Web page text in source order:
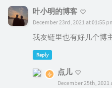
叶小明的博客
December 23rd, 2021 at 01:55
我友链里也有好几个博
Reply
点儿
December 25th, 2021